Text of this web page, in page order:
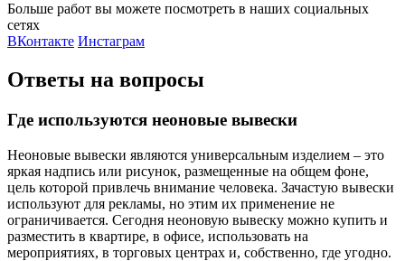
Больше работ вы можете посмотреть в наших социальных
сетях
ВКонтакте Инстаграм
Ответы на вопросы
Где используются неоновые вывески
Неоновые вывески являются универсальным изделием – это
яркая надпись или рисунок, размещенные на общем фоне,
цель которой привлечь внимание человека. Зачастую вывески
используют для рекламы, но этим их применение не
ограничивается. Сегодня неоновую вывеску можно купить и
разместить в квартире, в офисе, использовать на
мероприятиях, в торговых центрах и, собственно, где угодно.